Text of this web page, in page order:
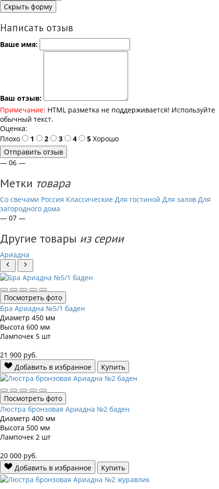
Скрыть форму
Написать отзыв
Ваше имя:
Ваш отзыв:
Примечание: HTML разметка не поддерживается! Используйте
обычный текст.
Оценка:
Плохо
1 2 3 4 5 Хорошо
Отправить отзыв
— 06 —
Метки товара
Со свечами Россия Классические Для гостиной Для залов Для
загородного дома
— 07 —
Другие товары из серии
Ариадна
Посмотреть фото
Бра Ариадна №5/1 баден
Диаметр 450 мм
Высота 600 мм
Лампочек 5 шт
21 900 руб.
Добавить в избранное
Купить
Посмотреть фото
Люстра бронзовая Ариадна №2 баден
Диаметр 400 мм
Высота 500 мм
Лампочек 2 шт
20 000 руб.
Добавить в избранное
Купить